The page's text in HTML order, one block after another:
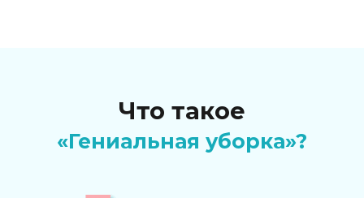
«Гениальная уборка»?
Что такое